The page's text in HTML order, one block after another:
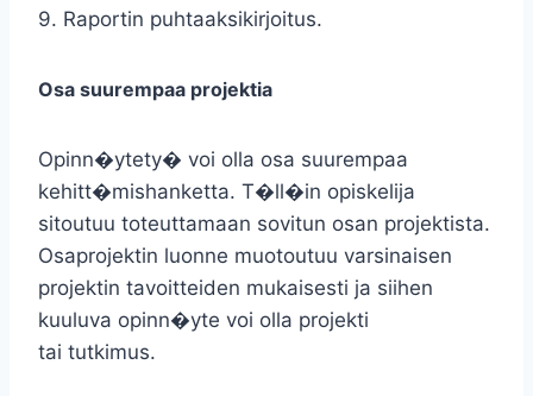
9. Raportin puhtaaksikirjoitus.
Osa suurempaa projektia
Opinn�ytety� voi olla osa suurempaa
kehitt�mishanketta. T�ll�in opiskelija
sitoutuu toteuttamaan sovitun osan projektista.
Osaprojektin luonne muotoutuu varsinaisen
projektin tavoitteiden mukaisesti ja siihen
kuuluva opinn�yte voi olla projekti
tai tutkimus.